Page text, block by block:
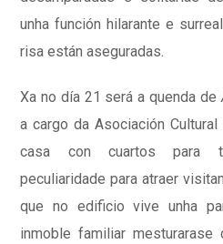
unha función hilarante e
risa están aseguradas.
Xa no día 21 será a quenda de
a cargo da Asociación
casa con cuartos para
peculiaridade para atraer
que no edificio vive unha
inmoble familiar mesturarase